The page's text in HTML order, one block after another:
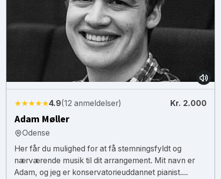
★★★★★4.9(12 anmeldelser) Kr. 2.000
Adam Møller
Odense
Her får du mulighed for at få stemningsfyldt og
nærværende musik til dit arrangement. Mit navn er
Adam, og jeg er konservatorieuddannet pianist....